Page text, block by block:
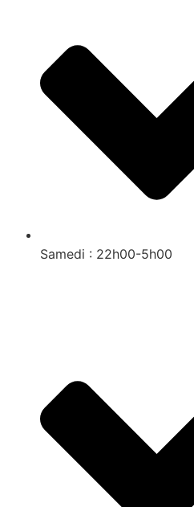
Samedi : 22h00-5h00